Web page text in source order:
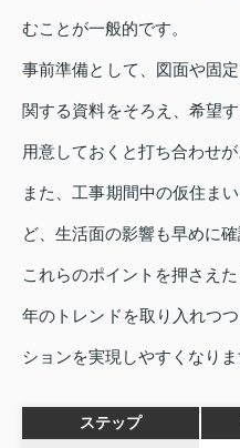
むことが一般的です。
事前準備として、図面や固
関する資料をそろえ、希望
用意しておくと打ち合わせ
また、工事期間中の仮住ま
ど、生活面の影響も早めに
これらのポイントを押さえ
年のトレンドを取り入れつ
ションを実現しやすくなりま
ステップ